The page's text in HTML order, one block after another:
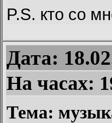
P.S. кто со
Дата:
На часах:
Тема: